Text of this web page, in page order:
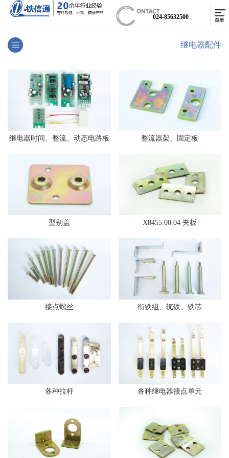
024-85632500
继电器配件
继电器时间、整流、动态电路板 整流器架、固定板
型别盖 X8455.00.04 夹板
接点螺丝 衔铁组、轭铁、铁芯
各种拉杆 各种继电器接点单元